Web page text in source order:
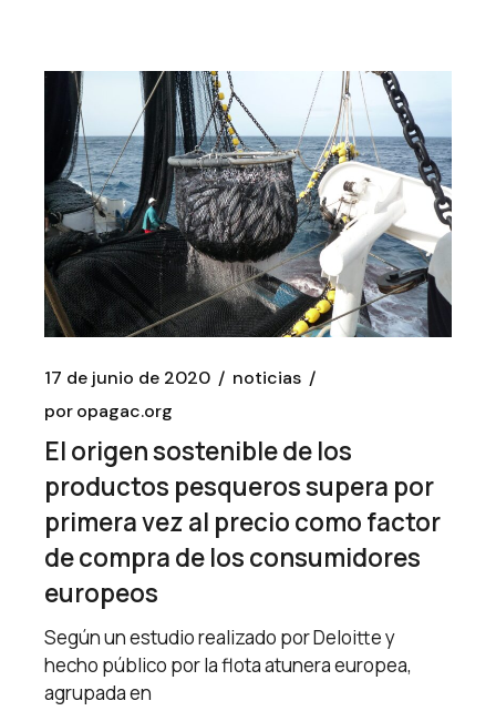
17 de junio de 2020
noticias
poropagac.org
El origen sostenible de los
productos pesqueros supera por
primera vez al precio como factor
de compra de los consumidores
europeos
Según un estudio realizado por Deloitte y
hecho público por la flota atunera europea,
agrupada en